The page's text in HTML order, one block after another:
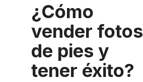
¿Cómo
vender fotos
de pies y
tener éxito?